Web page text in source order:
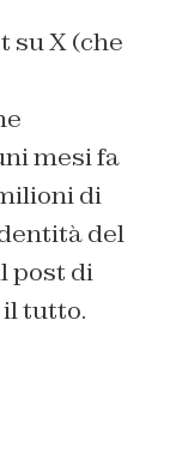
su X (che
mesi fa
di
del
post di
tutto.